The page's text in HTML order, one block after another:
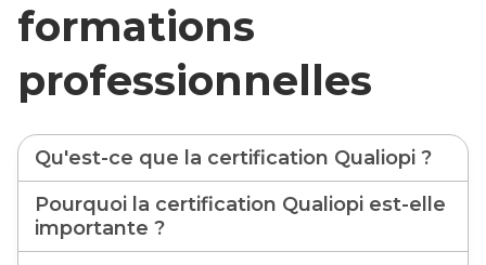
formations
professionnelles
Qu'est-ce que la certification Qualiopi ?
Pourquoi la certification Qualiopi est-elle
importante ?